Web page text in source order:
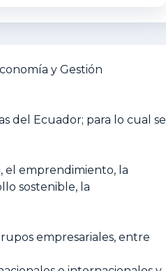
y Gestión
del Ecuador; para lo cual se
el emprendimiento, la
sostenible, la
empresariales, entre